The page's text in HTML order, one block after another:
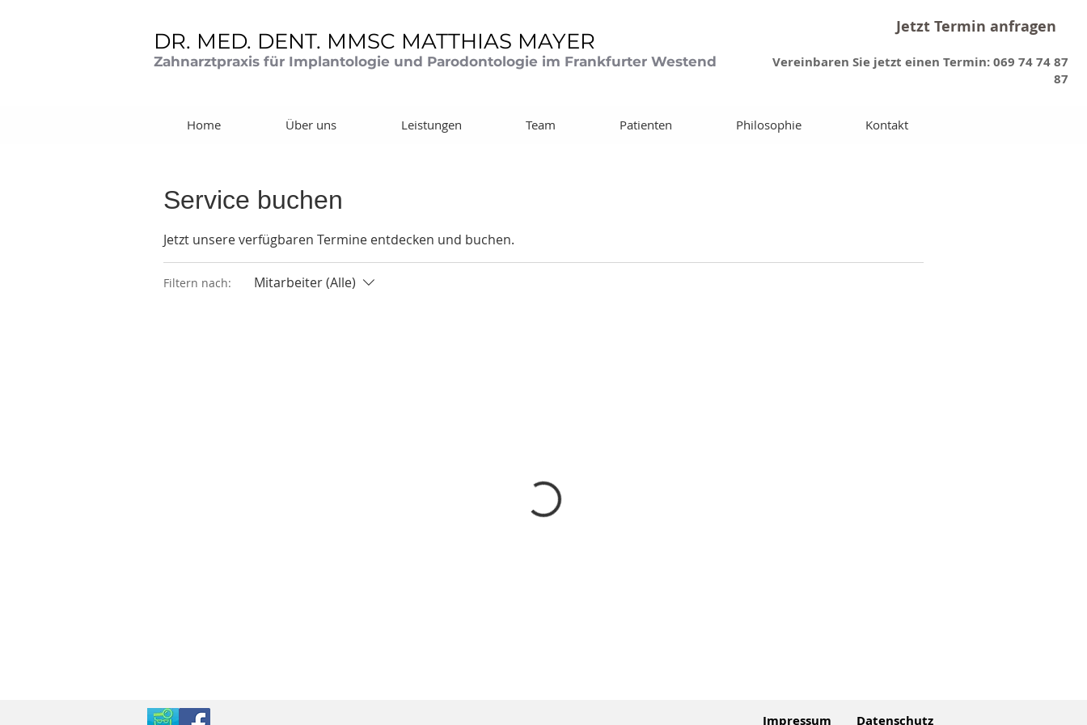
Jetzt Termin anfragen
DR. MED. DENT. MMSC MATTHIAS MAYER
Zahnarztpraxis für Implantologie und Parodontologie im Frankfurter Westend
Vereinbaren Sie jetzt einen Termin: 069 74 74 87
87
Home Über uns Leistungen Team Patienten Philosophie Kontakt
Service buchen
Jetzt unsere verfügbaren Termine entdecken und buchen.
Filtern nach: Mitarbeiter (Alle)
Impressum Datenschutz